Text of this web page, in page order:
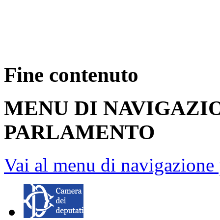
Fine contenuto
MENU DI
PARLAMENTO
Vai al menu di